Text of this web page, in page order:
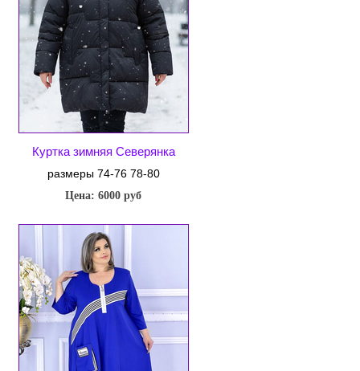
Куртка зимняя Северянка
размеры 74-76 78-80
Цена: 6000 руб